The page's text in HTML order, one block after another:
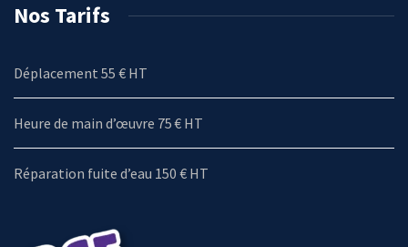
Nos Tarifs
Déplacement 55 € HT
Heure de main d’œuvre 75 € HT
Réparation fuite d’eau 150 € HT